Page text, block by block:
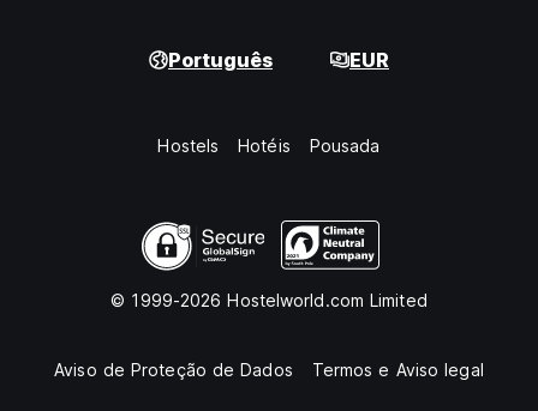
Português EUR
Hostels Hotéis Pousada
© 1999-2026 Hostelworld.com Limited
Aviso de Proteção de Dados Termos e Aviso legal